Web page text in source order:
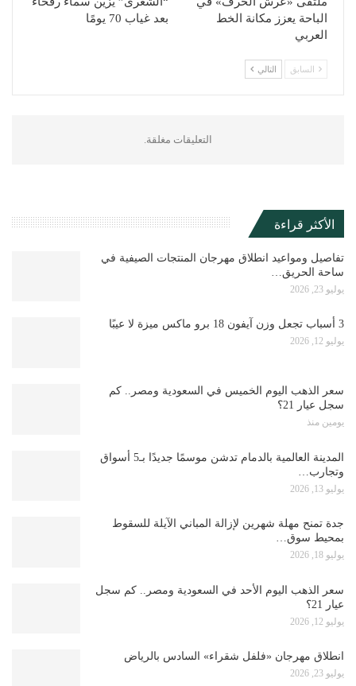
الباحة يعزز مكانة الخط
العربي
بعد غياب 70 يومًا
السابق التالي
التعليقات مغلقة.
الأكثر قراءة
تفاصيل ومواعيد انطلاق مهرجان المنتجات الصيفية في
ساحة الحريق…
يوليو 23, 2026
3 أسباب تجعل وزن آيفون 18 برو ماكس ميزة لا عيبًا
يوليو 12, 2026
سعر الذهب اليوم الخميس في السعودية ومصر.. كم
سجل عيار 21؟
يومين منذ
المدينة العالمية بالدمام تدشن موسمًا جديدًا بـ5 أسواق
وتجارب…
يوليو 13, 2026
جدة تمنح مهلة شهرين لإزالة المباني الآيلة للسقوط
بمحيط سوق…
يوليو 18, 2026
سعر الذهب اليوم الأحد في السعودية ومصر.. كم سجل
عيار 21؟
يوليو 12, 2026
انطلاق مهرجان «فلفل شقراء» السادس بالرياض
يوليو 23, 2026